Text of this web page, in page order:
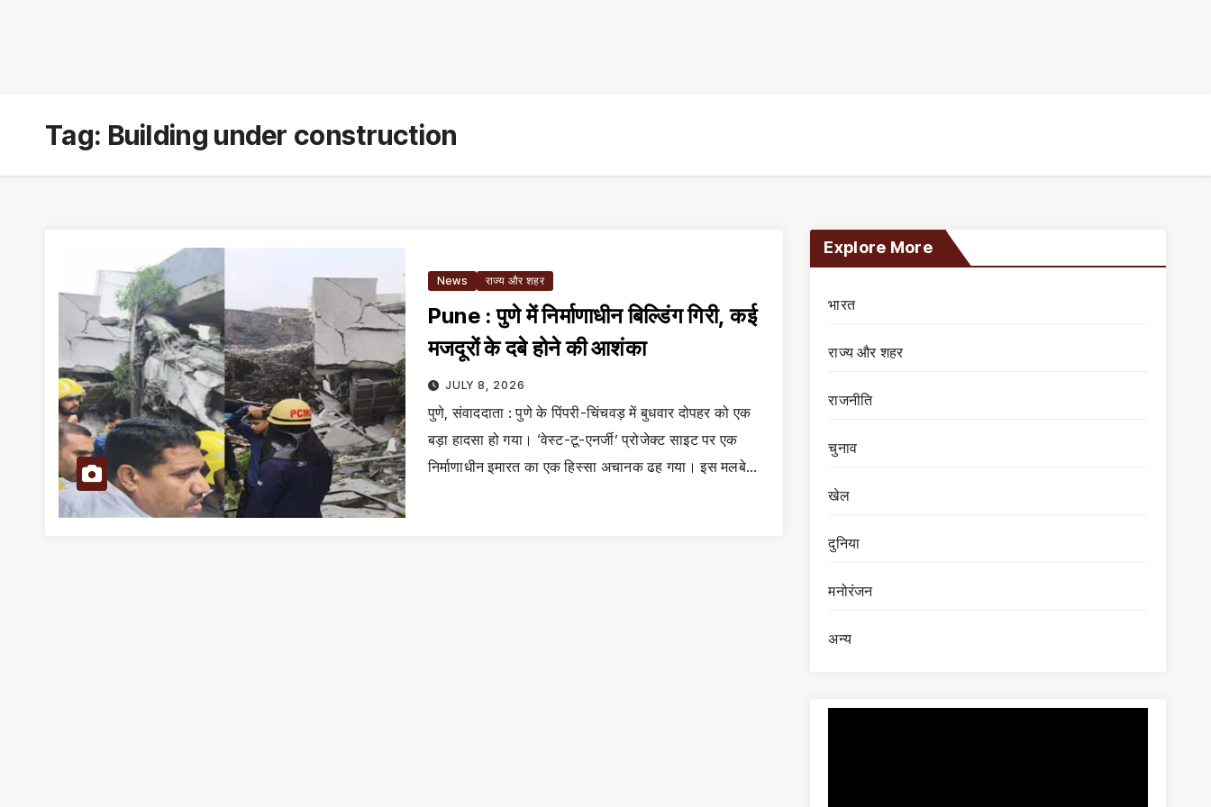
Tag: Building under construction
News राज्य और शहर
Pune : पुणे में निर्माणाधीन बिल्डिंग गिरी, कई
मजदूरों के दबे होने की आशंका
JULY 8, 2026
पुणे, संवाददाता : पुणे के पिंपरी-चिंचवड़ में बुधवार दोपहर को एक
बड़ा हादसा हो गया। ‘वेस्ट-टू-एनर्जी’ प्रोजेक्ट साइट पर एक
निर्माणाधीन इमारत का एक हिस्सा अचानक ढह गया। इस मलबे…
Explore More
भारत
राज्य और शहर
राजनीति
चुनाव
खेल
दुनिया
मनोरंजन
अन्य